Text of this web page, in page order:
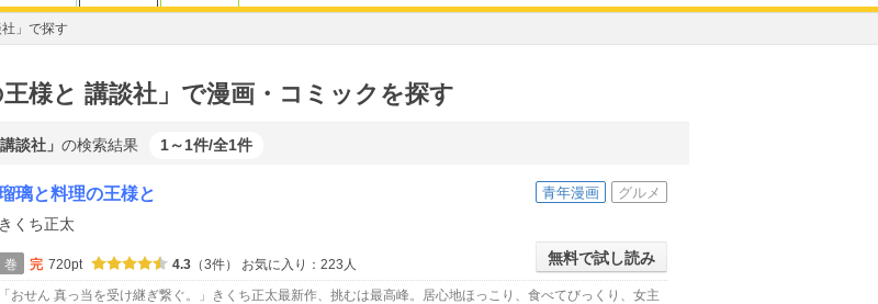
社」で探す
王様と 講談社」で漫画・コミックを探す
談社」 の検索結果 1～1件/全1件
青年漫画 グルメ
璃と料理の王様と
きくち正太
無料で試し読み
巻 完 720pt 4.3 （3件）
お気に入り：223人
「おせん 真っ当を受け継ぎ繋ぐ。」きくち正太最新作、挑むは最高峰。居心地ほっこり、食べてびっくり、女主